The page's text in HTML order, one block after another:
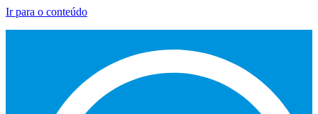
Ir para o conteúdo